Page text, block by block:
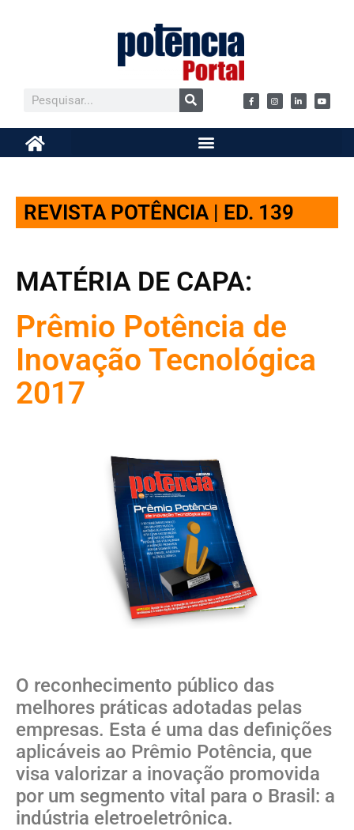
REVISTA POTÊNCIA | ED. 139
MATÉRIA DE CAPA:
Prêmio Potência de
Inovação Tecnológica
2017
O reconhecimento público das
melhores práticas adotadas pelas
empresas. Esta é uma das definições
aplicáveis ao Prêmio Potência, que
visa valorizar a inovação promovida
por um segmento vital para o Brasil: a
indústria eletroeletrônica.